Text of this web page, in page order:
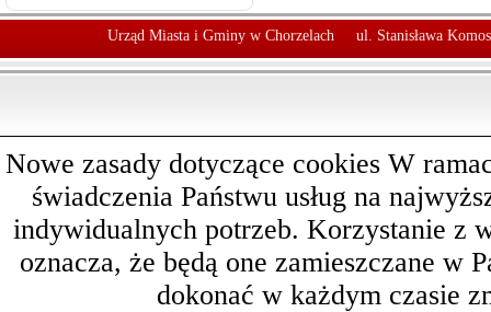
Urząd Miasta i Gminy w Chorzelach ul. Stanisława
Nowe zasady dotyczące cookies W
świadczenia Państwu usług na
indywidualnych potrzeb. Korzystanie z
oznacza, że będą one zamieszczane w
dokonać w każdym czasie